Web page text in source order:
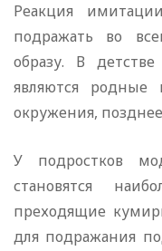
Реакция
подражать во
образу. В
являются
окружения,
У подростков
становятся
преходящие
для подражания